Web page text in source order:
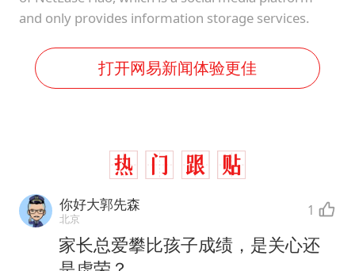
and only provides information storage services.
打开网易新闻体验更佳
你好大郭先森
北京 1
家长总爱攀比孩子成绩，是关心还